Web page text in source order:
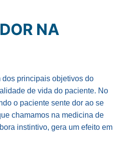
NA
dos principais objetivos do
de vida do paciente. No
o paciente sente dor ao se
chamamos na medicina de
instintivo, gera um efeito em